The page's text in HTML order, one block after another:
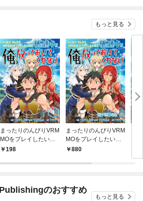
もっと見る
まったりのんびりVRM
MOをプレイしたいの
に他の連中が俺を放っ
話版】 1
198
まったりのんびりVRM
MOをプレイしたいの
に他の連中が俺を放っ
子単行本版】 1
880
て
のおすすめ
もっと見る